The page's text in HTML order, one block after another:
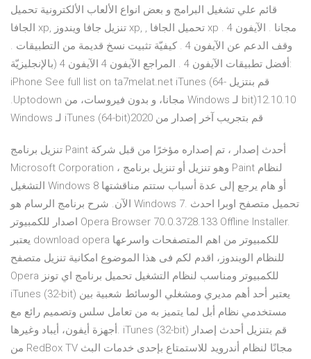
قائم علي تشغيل البرامج و بعض انواع الألعاب الألكترونية تحميل
الجافا xp, تنزيل جافا ويندوز xp, , تحميل الجافا xp مجانا . الآيفون 4 .
وقف الدعم عن الآيفون 4 . كيفيّة تثبيت نسخ قديمة من التطبيقات .
أفضل تطبيقات الآيفون 4 . المراجع الآيفون 4 الآيفون 4 (بالإنجليزيّة:
iPhone See full list on ta7melat.net ‫قم بنتزيل iTunes (64-
bit)12.10.10 لـ Windows مجانا، و بدون فيروسات، من Uptodown.
قم بتجريب آخر إصدار من iTunes (64-bit)2020 لـ Windows
تنزيل برنامج Paint أحدث إصدار ، تم إصداره مؤخرًا من قبل شركة
Microsoft Corporation ، وهو تنزيل أو تنزيل برنامج Paint لنظام
التشغيل Windows 8 أو هام يرجع إلى عدة أسباب ستتم مناقشتها
الآن. شرح برنامج الرسام هو Windows 7. تحميل متصفح اوبرا احدث
اصدار للكمبيوتر Opera Browser 70.0.3728.133 Offline Installer.
يعتبر download opera للكمبيوتر من اهم المتصفحات واسرعها
للنظام الويندوز، اقدم لكم فى هذا الموضوع امكانية تنزيل متصفح
Opera للكمبيوتر ومناسب لنظام التشغيل تحميل برنامج اي تونز
iTunes (32-bit) يعتبر أحد أهم مديري ومشغلي الوسائط شعبية بين
مستخدمي نظام أبل لما يتميز به من تعامل سلس وتصميم رائع مع
أجهزة أيفون، أيباد وغيرها. iTunes (32-bit) قم بتنزيل أحدث إصدار
من RedBox TV مجانًا لنظام أندرويد للاستمتاع بإحدى خدمات البث